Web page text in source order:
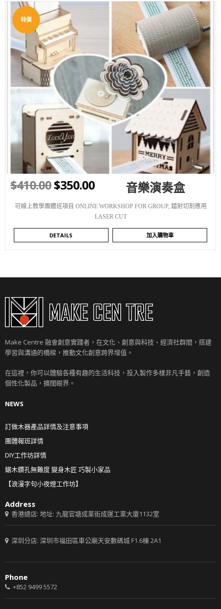
特價
WISHLIST
$410.00$350.00 音樂演奏盒
可線上教學團體班項目 ONLINE WORKSHOP FOR GROUP, 鐳射切割應用
LASER CUT
DETAILS 加入購物車
Make Centre 融會創意實踐者，在文化、創意與科技、經濟社群間，搭建
學習與溝通的橋樑，推動文化創意跨界增值。
在這裡，你可以體驗各種有趣的生活科技，投入製作多樣非凡手藝，創造
個性化製品，擴闊眼界。
NEWS
訂做木器產品詳情及注意事項
團體報班詳情
DIY工作坊詳情
鋸木鑽孔無難度 變身木匠 巧製小家品
【浪漫字句小夜燈工作坊】
Address
香港總店: 地址: 九龍官塘成業街成運工業大廈1132室
深圳分店: 深圳市福田區車公廟天安數碼城 F1.6棟 2A1
Phone
+852 9499 5572